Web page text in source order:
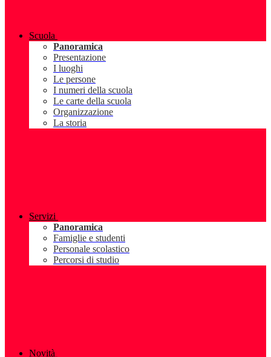
Scuola
Panoramica
Presentazione
I luoghi
Le persone
I numeri della scuola
Le carte della scuola
Organizzazione
La storia
Servizi
Panoramica
Famiglie e studenti
Personale scolastico
Percorsi di studio
Novità